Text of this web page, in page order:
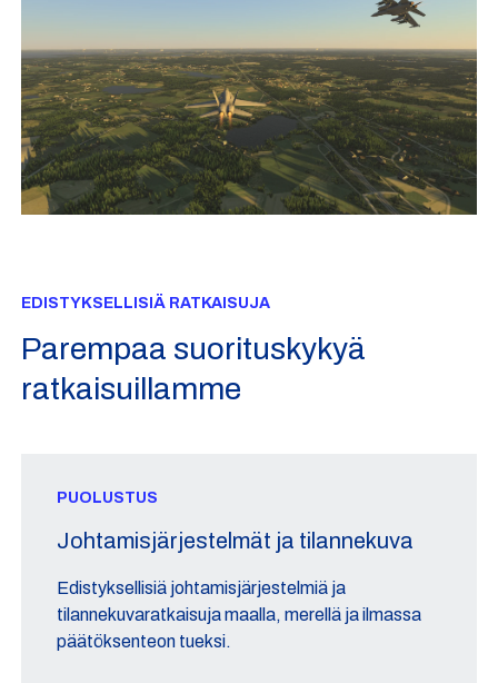
EDISTYKSELLISIÄ RATKAISUJA
Parempaa suorituskykyä
ratkaisuillamme
PUOLUSTUS
Johtamisjärjestelmät ja tilannekuva
Edistyksellisiä johtamisjärjestelmiä ja
tilannekuvaratkaisuja maalla, merellä ja ilmassa
päätöksenteon tueksi.